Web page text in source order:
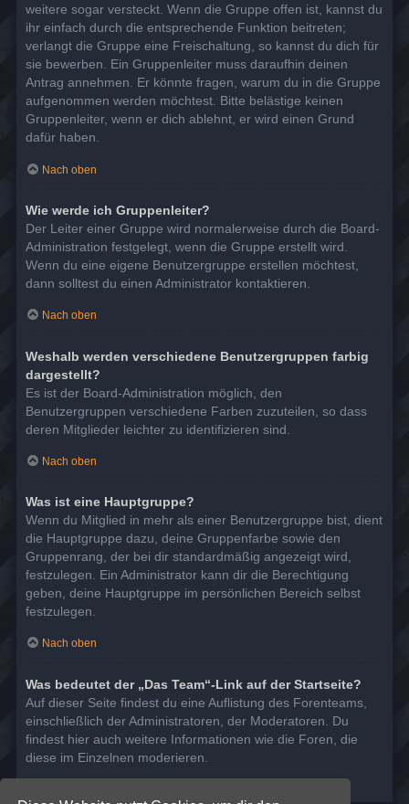
weitere sogar versteckt. Wenn die Gruppe offen ist, kannst du
ihr einfach durch die entsprechende Funktion beitreten;
verlangt die Gruppe eine Freischaltung, so kannst du dich für
sie bewerben. Ein Gruppenleiter muss daraufhin deinen
Antrag annehmen. Er könnte fragen, warum du in die Gruppe
aufgenommen werden möchtest. Bitte belästige keinen
Gruppenleiter, wenn er dich ablehnt, er wird einen Grund
dafür haben.
Nach oben
Wie werde ich Gruppenleiter?
Der Leiter einer Gruppe wird normalerweise durch die Board-
Administration festgelegt, wenn die Gruppe erstellt wird.
Wenn du eine eigene Benutzergruppe erstellen möchtest,
dann solltest du einen Administrator kontaktieren.
Nach oben
Weshalb werden verschiedene Benutzergruppen farbig
dargestellt?
Es ist der Board-Administration möglich, den
Benutzergruppen verschiedene Farben zuzuteilen, so dass
deren Mitglieder leichter zu identifizieren sind.
Nach oben
Was ist eine Hauptgruppe?
Wenn du Mitglied in mehr als einer Benutzergruppe bist, dient
die Hauptgruppe dazu, deine Gruppenfarbe sowie den
Gruppenrang, der bei dir standardmäßig angezeigt wird,
festzulegen. Ein Administrator kann dir die Berechtigung
geben, deine Hauptgruppe im persönlichen Bereich selbst
festzulegen.
Nach oben
Was bedeutet der „Das Team“-Link auf der Startseite?
Auf dieser Seite findest du eine Auflistung des Forenteams,
einschließlich der Administratoren, der Moderatoren. Du
findest hier auch weitere Informationen wie die Foren, die
diese im Einzelnen moderieren.